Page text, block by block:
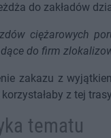
do zakładów
ciężarowych
do firm
zakazu z
z tej
tematu